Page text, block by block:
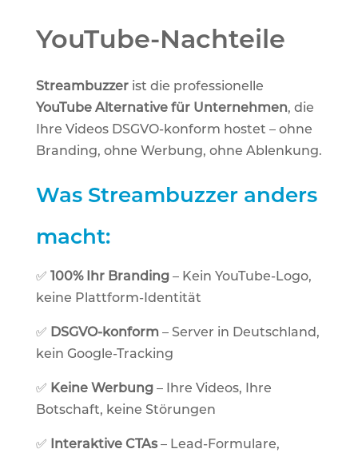
YouTube-Nachteile
Streambuzzerist die professionelle
YouTube Alternative für Unternehmen, die
Ihre Videos DSGVO-konform hostet – ohne
Branding, ohne Werbung, ohne Ablenkung.
Was Streambuzzer anders
macht:
✅ 100% Ihr Branding– Kein YouTube-Logo,
keine Plattform-Identität
✅ DSGVO-konform– Server in Deutschland,
kein Google-Tracking
✅ Keine Werbung– Ihre Videos, Ihre
Botschaft, keine Störungen
✅ Interaktive CTAs– Lead-Formulare,